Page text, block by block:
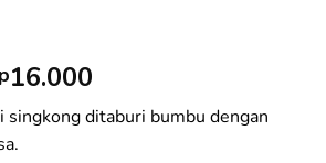
16.000
range:
Rp15.000
singkong ditaburi bumbu dengan